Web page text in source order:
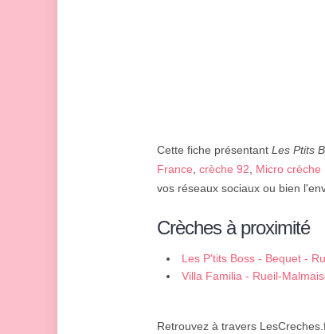
Cette fiche présentant Les Ptits
France, crèche 92, Micro crèche
vos réseaux sociaux ou bien
Crèches à proximité
Les P'tits Boss - Bequet -
Villa Familia - Rueil-
Retrouvez à travers